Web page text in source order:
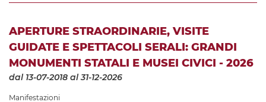
APERTURE STRAORDINARIE, VISITE
GUIDATE E SPETTACOLI SERALI: GRANDI
MONUMENTI STATALI E MUSEI CIVICI - 2026
dal 13-07-2018 al 31-12-2026
Manifestazioni